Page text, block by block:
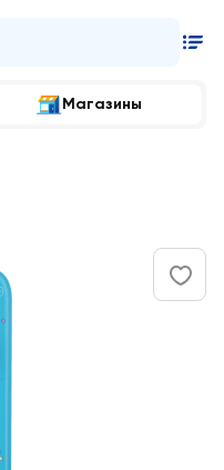
Магазины